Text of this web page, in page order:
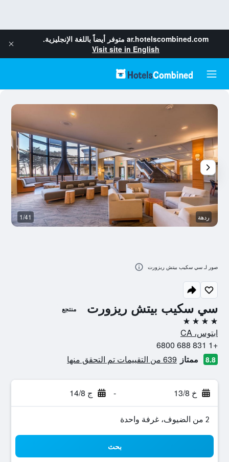
ar.hotelscombined.com متوفر أيضاً باللغة الإنجليزية.
Visit site in English
سي سكيب بيتش ريزورت منتجع
4 نجوم
ابتوس، CA
+1 831 688 6800
8.8 ممتاز 639 من التقييمات تم التحقق منها
خ 13/8 - ج 14/8
2 من الضيوف، غرفة واحدة
بحث
ردهة 1/41
صور لـ سي سكيب بيتش ريزورت